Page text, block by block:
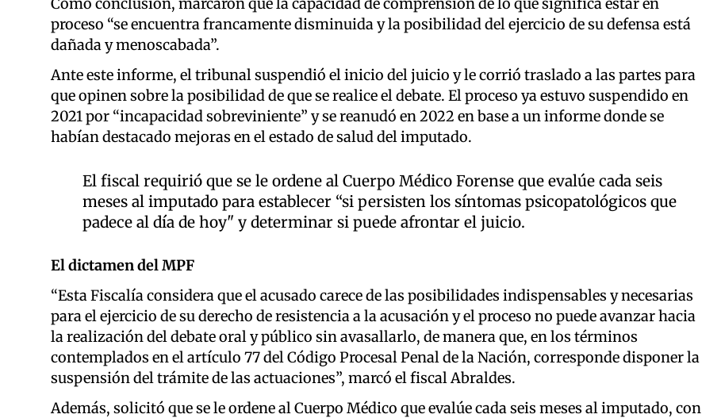
proceso “se encuentra francamente disminuida y la posibilidad del ejercicio de su defensa está
dañada y menoscabada”.
Ante este informe, el tribunal suspendió el inicio del juicio y le corrió traslado a las partes para
que opinen sobre la posibilidad de que se realice el debate. El proceso ya estuvo suspendido en
2021 por “incapacidad sobreviniente” y se reanudó en 2022 en base a un informe donde se
habían destacado mejoras en el estado de salud del imputado.
El fiscal requirió que se le ordene al Cuerpo Médico Forense que evalúe cada seis
meses al imputado para establecer “si persisten los síntomas psicopatológicos que
padece al día de hoy" y determinar si puede afrontar el juicio.
El dictamen del MPF
“Esta Fiscalía considera que el acusado carece de las posibilidades indispensables y necesarias
para el ejercicio de su derecho de resistencia a la acusación y el proceso no puede avanzar hacia
la realización del debate oral y público sin avasallarlo, de manera que, en los términos
contemplados en el artículo 77 del Código Procesal Penal de la Nación, corresponde disponer la
suspensión del trámite de las actuaciones”, marcó el fiscal Abraldes.
Además, solicitó que se le ordene al Cuerpo Médico que evalúe cada seis meses al imputado, con